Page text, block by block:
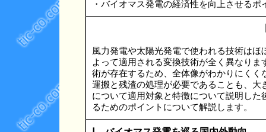
・バイオマス発電の経済性を向上させるポ
風力発電や太陽光発電で使われる技術は
よって適用される変換技術が全く異なり
術が存在するため、全体像がわかりにく
運搬と残渣の処理が必要であることも、
について適用対象と特徴について説明し
るためのポイントについて解説します。